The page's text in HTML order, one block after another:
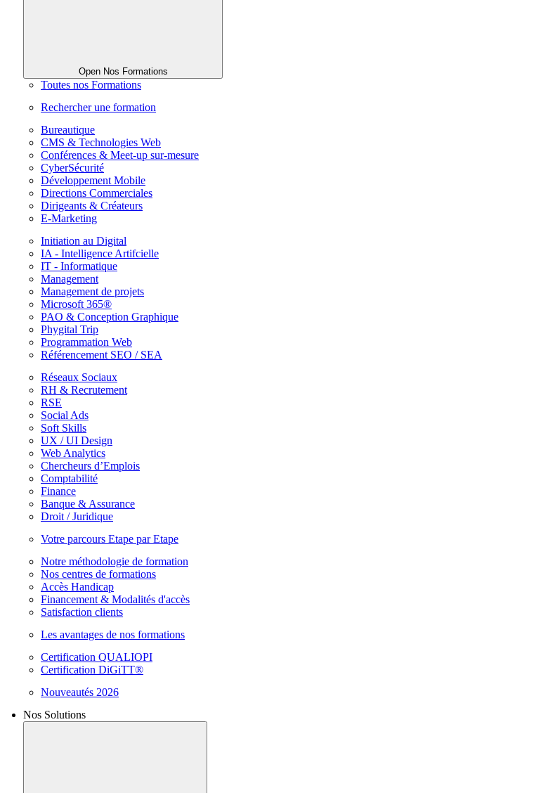
Open Nos Formations
Toutes nos Formations
Rechercher une formation
Bureautique
CMS & Technologies Web
Conférences & Meet-up sur-mesure
CyberSécurité
Développement Mobile
Directions Commerciales
Dirigeants & Créateurs
E-Marketing
Initiation au Digital
IA - Intelligence Artifcielle
IT - Informatique
Management
Management de projets
Microsoft 365®
PAO & Conception Graphique
Phygital Trip
Programmation Web
Référencement SEO / SEA
Réseaux Sociaux
RH & Recrutement
RSE
Social Ads
Soft Skills
UX / UI Design
Web Analytics
Chercheurs d’Emplois
Comptabilité
Finance
Banque & Assurance
Droit / Juridique
Votre parcours Etape par Etape
Notre méthodologie de formation
Nos centres de formations
Accès Handicap
Financement & Modalités d'accès
Satisfaction clients
Les avantages de nos formations
Certification QUALIOPI
Certification DiGiTT®
Nouveautés 2026
Nos Solutions